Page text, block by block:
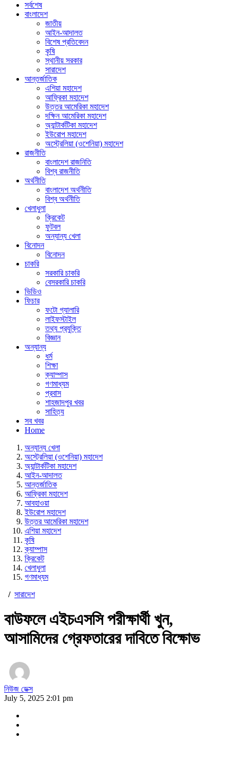
সর্বশেষ
বাংলাদেশ
জাতীয়
আইন-আদালত
বিশেষ প্রতিবেদন
কৃষি
স্থানীয় সরকার
সারাদেশ
আন্তর্জাতিক
এশিয়া মহাদেশ
আফ্রিকা মহাদেশ
উত্তর আমেরিকা মহাদেশ
দক্ষিন আমেরিকা মহাদেশ
অ্যান্টার্কটিকা মহাদেশ
ইউরোপ মহাদেশ
অস্ট্রেলিয়া (ওশেনিয়া) মহাদেশ
রাজনীতি
বাংলাদেশ রাজনিতি
বিশ্ব রাজনীতি
অর্থনীতি
বাংলাদেশ অর্থনীতি
বিশ্ব অর্থনীতি
খেলাধুলা
ক্রিকেট
ফুটবল
অন্যান্য খেলা
বিনোদন
বিনোদন
চাকরি
সরকারি চাকরি
বেসরকারি চাকরি
ভিডিও
ফিচার
ফটো গ্যালারি
লাইফস্টাইল
তথ্য প্রযুক্তি
বিজ্ঞান
অন্যান্য
ধর্ম
শিক্ষা
ক্যাম্পাস
গণমাধ্যম
প্রবাস
শাহজাদপুর খবর
সাহিত্য
সব খবর
Home
অন্যান্য খেলা
অস্ট্রেলিয়া (ওশেনিয়া) মহাদেশ
অ্যান্টার্কটিকা মহাদেশ
আইন-আদালত
আন্তর্জাতিক
আফ্রিকা মহাদেশ
আবহাওয়া
ইউরোপ মহাদেশ
উত্তর আমেরিকা মহাদেশ
এশিয়া মহাদেশ
কৃষি
ক্যাম্পাস
ক্রিকেট
খেলাধুলা
গণমাধ্যম
/ সারাদেশ
বাউফলে এইচএসসি পরীক্ষার্থী খুন,
আসামিদের গ্রেফতারের দাবিতে বিক্ষোভ
নিউজ ডেক্স
July 5, 2025 2:01 pm